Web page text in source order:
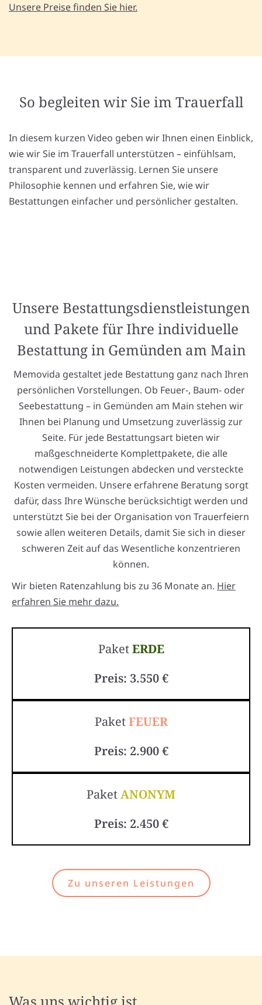
Unsere Preise finden Sie hier.
So begleiten wir Sie im Trauerfall
In diesem kurzen Video geben wir Ihnen einen Einblick,
wie wir Sie im Trauerfall unterstützen – einfühlsam,
transparent und zuverlässig. Lernen Sie unsere
Philosophie kennen und erfahren Sie, wie wir
Bestattungen einfacher und persönlicher gestalten.
Unsere Bestattungsdienstleistungen
und Pakete für Ihre individuelle
Bestattung in Gemünden am Main
Memovida gestaltet jede Bestattung ganz nach Ihren
persönlichen Vorstellungen. Ob Feuer-, Baum- oder
Seebestattung – in Gemünden am Main stehen wir
Ihnen bei Planung und Umsetzung zuverlässig zur
Seite. Für jede Bestattungsart bieten wir
maßgeschneiderte Komplettpakete, die alle
notwendigen Leistungen abdecken und versteckte
Kosten vermeiden. Unsere erfahrene Beratung sorgt
dafür, dass Ihre Wünsche berücksichtigt werden und
unterstützt Sie bei der Organisation von Trauerfeiern
sowie allen weiteren Details, damit Sie sich in dieser
schweren Zeit auf das Wesentliche konzentrieren
können.
Wir bieten Ratenzahlung bis zu 36 Monate an. Hier
erfahren Sie mehr dazu.
PaketERDE
Preis: 3.550 €
PaketFEUER
Preis: 2.900 €
PaketANONYM
Preis: 2.450 €
Zu unseren Leistungen